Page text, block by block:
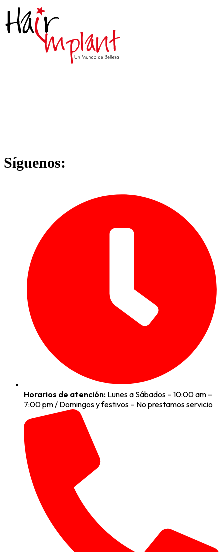
Síguenos:
Horarios de atención: Lunes a Sábados – 10:00 am –
7:00 pm / Domingos y festivos – No prestamos servicio